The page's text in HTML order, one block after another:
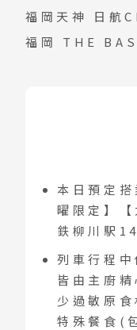
福岡天神 日航
福岡 THE
本日預定
曜限定】
鉄柳川駅
列車行程
皆由主廚
少過敏原
特殊餐食(